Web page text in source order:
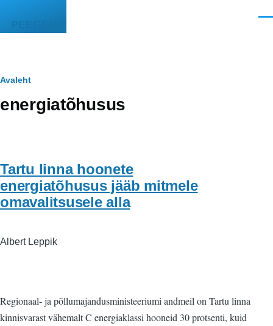
PEEGEL
Leivapuru
Avaleht
energiatõhusus
Tartu linna hoonete
energiatõhusus jääb mitmele
omavalitsusele alla
Albert Leppik
Regionaal- ja põllumajandusministeeriumi andmeil on Tartu linna
kinnisvarast vähemalt C energiaklassi hooneid 30 protsenti, kuid